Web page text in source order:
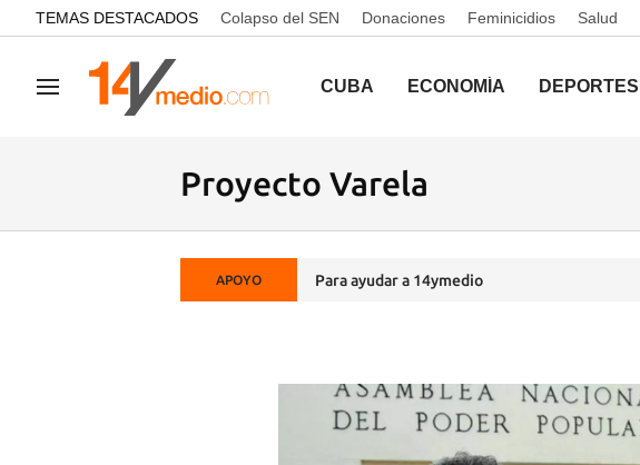
common.go-to-content
TEMAS DESTACADOS Colapso del SEN Donaciones Feminicidios Salud
Navegación CUBA ECONOMÍA DEPORTES
Proyecto Varela
APOYO Para ayudar a 14ymedio